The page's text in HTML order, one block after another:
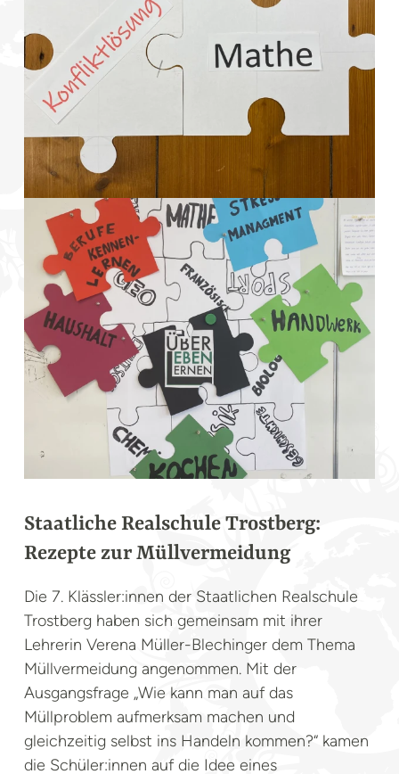
Staatliche Realschule Trostberg:
Rezepte zur Müllvermeidung
Die 7. Klässler:innen der Staatlichen Realschule
Trostberg haben sich gemeinsam mit ihrer
Lehrerin Verena Müller-Blechinger dem Thema
Müllvermeidung angenommen. Mit der
Ausgangsfrage „Wie kann man auf das
Müllproblem aufmerksam machen und
gleichzeitig selbst ins Handeln kommen?“ kamen
die Schüler:innen auf die Idee eines